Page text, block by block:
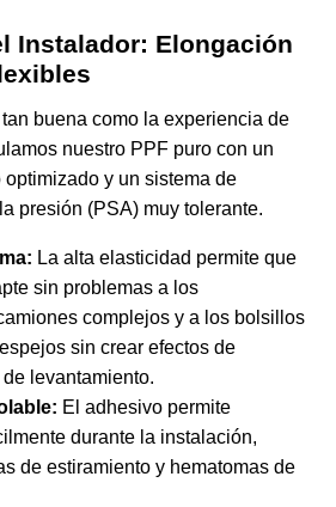
Instalador: Elongación
buena como la experiencia de
nuestro PPF puro con un
y un sistema de
presión (PSA) muy tolerante.
La alta elasticidad permite que
sin problemas a los
complejos y a los bolsillos
sin crear efectos de
levantamiento.
El adhesivo permite
durante la instalación,
de estiramiento y hematomas de